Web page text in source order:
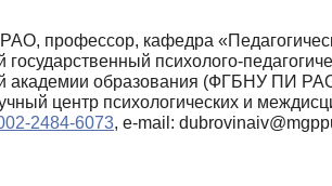
РАО, профессор, кафедра
психолого-
академии образования (ФГБНУ ПИ
центр психологических и
2484-6073, e-mail: